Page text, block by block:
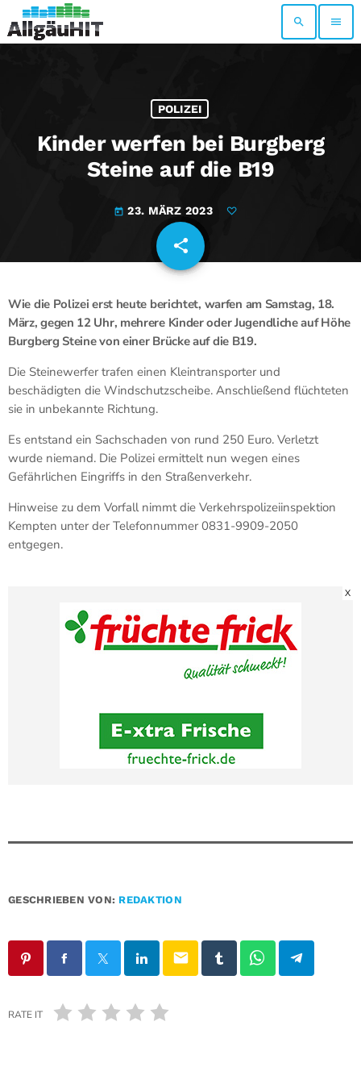
search menu
POLIZEI
Kinder werfen bei Burgberg
Steine auf die B19
today 23. MÄRZ 2023
share
email
Wie die Polizei erst heute berichtet, warfen am Samstag, 18.
März, gegen 12 Uhr, mehrere Kinder oder Jugendliche auf Höhe
Burgberg Steine von einer Brücke auf die B19.
Die Steinewerfer trafen einen Kleintransporter und
beschädigten die Windschutzscheibe. Anschließend flüchteten
sie in unbekannte Richtung.
Es entstand ein Sachschaden von rund 250 Euro. Verletzt
wurde niemand. Die Polizei ermittelt nun wegen eines
Gefährlichen Eingriffs in den Straßenverkehr.
Hinweise zu dem Vorfall nimmt die Verkehrspolizeiinspektion
Kempten unter der Telefonnummer 0831-9909-2050
entgegen.
X
GESCHRIEBEN VON: REDAKTION
email
RATE IT